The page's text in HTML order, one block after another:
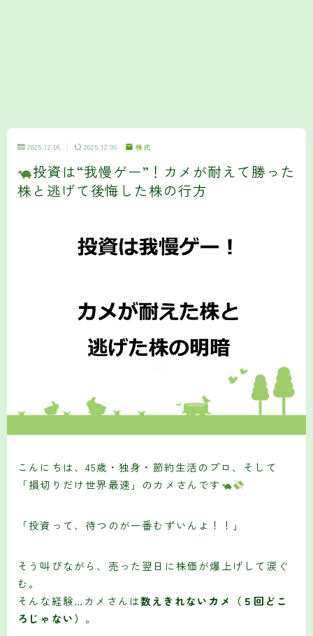
2025.12.06 2025.12.06 株式
投資は“我慢ゲー”！カメが耐えて勝った
株と逃げて後悔した株の行方
こんにちは、45歳・独身・節約生活のプロ、そして
「損切りだけ世界最速」のカメさんです
「投資って、待つのが一番むずいんよ！！」
そう叫びながら、売った翌日に株価が爆上げして涙ぐ
む。
そんな経験…カメさんは数えきれないカメ（５回どこ
ろじゃない） 。